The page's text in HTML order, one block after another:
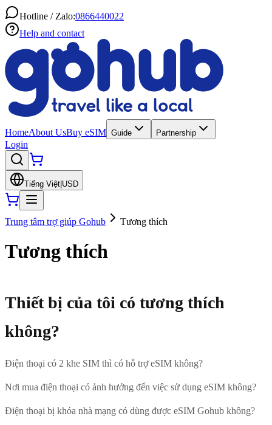
Hotline / Zalo:0866440022
Help and contact
HomeAbout UsBuy eSIM Guide Partnership
Login
Tiếng Việt USD
Trung tâm trợ giúp Gohub Tương thích
Tương thích
Thiết bị của tôi có tương thích
không?
Điện thoại có 2 khe SIM thì có hỗ trợ eSIM không?
Nơi mua điện thoại có ảnh hưởng đến việc sử dụng eSIM không?
Điện thoại bị khóa nhà mạng có dùng được eSIM Gohub không?